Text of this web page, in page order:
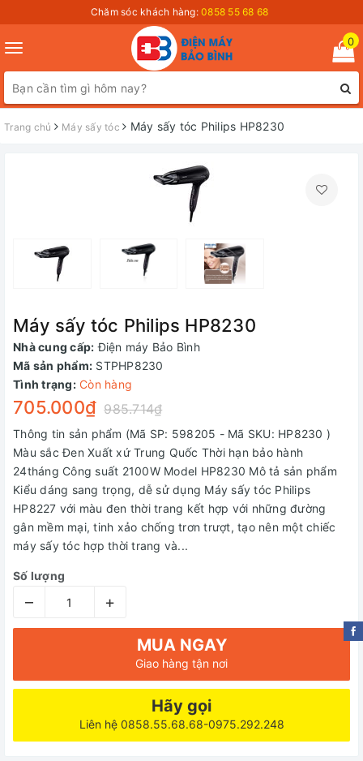
Chăm sóc khách hàng: 0858 55 68 68
Toggle
navigation
0
Trang chủ Máy sấy tóc Máy sấy tóc Philips HP8230
Máy sấy tóc Philips HP8230
Nhà cung cấp: Điện máy Bảo Bình
Mã sản phẩm: STPHP8230
Tình trạng: Còn hàng
705.000₫ 985.714₫
Thông tin sản phẩm (Mã SP: 598205 - Mã SKU: HP8230 )
Màu sắc Đen Xuất xứ Trung Quốc Thời hạn bảo hành
24tháng Công suất 2100W Model HP8230 Mô tả sản phẩm
Kiểu dáng sang trọng, dễ sử dụng Máy sấy tóc Philips
HP8227 với màu đen thời trang kết hợp với những đường
gân mềm mại, tinh xảo chống trơn trượt, tạo nên một chiếc
máy sấy tóc hợp thời trang và...
Số lượng
– +
MUA NGAY
Giao hàng tận nơi
Hãy gọi
Liên hệ 0858.55.68.68-0975.292.248